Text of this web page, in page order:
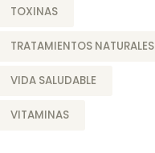
TOXINAS
TRATAMIENTOS NATURALES
VIDA SALUDABLE
VITAMINAS